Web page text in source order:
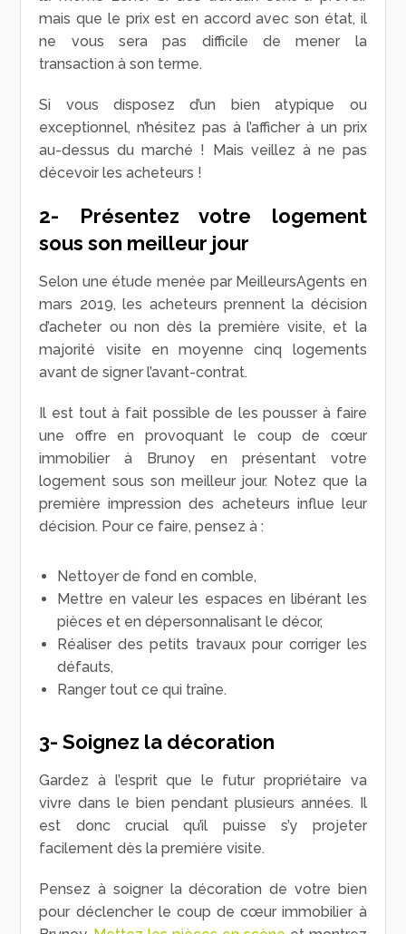
mais que le prix est en accord avec son état, il
ne vous sera pas difficile de mener la
transaction à son terme.
Si vous disposez d’un bien atypique ou
exceptionnel, n’hésitez pas à l’afficher à un prix
au-dessus du marché ! Mais veillez à ne pas
décevoir les acheteurs !
2- Présentez votre logement
sous son meilleur jour
Selon une étude menée par MeilleursAgents en
mars 2019, les acheteurs prennent la décision
d’acheter ou non dès la première visite, et la
majorité visite en moyenne cinq logements
avant de signer l’avant-contrat.
Il est tout à fait possible de les pousser à faire
une offre en provoquant le coup de cœur
immobilier à Brunoy en présentant votre
logement sous son meilleur jour. Notez que la
première impression des acheteurs influe leur
décision. Pour ce faire, pensez à :
Nettoyer de fond en comble,
Mettre en valeur les espaces en libérant les
pièces et en dépersonnalisant le décor,
Réaliser des petits travaux pour corriger les
défauts,
Ranger tout ce qui traîne.
3- Soignez la décoration
Gardez à l’esprit que le futur propriétaire va
vivre dans le bien pendant plusieurs années. Il
est donc crucial qu’il puisse s’y projeter
facilement dès la première visite.
Pensez à soigner la décoration de votre bien
pour déclencher le coup de cœur immobilier à